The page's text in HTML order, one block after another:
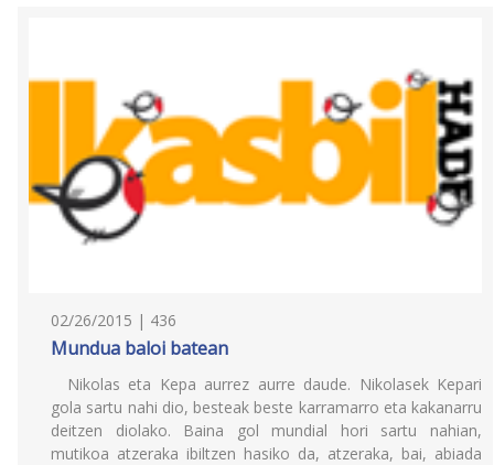
02/26/2015 | 436
Mundua baloi batean
Nikolas eta Kepa aurrez aurre daude. Nikolasek Kepari
gola sartu nahi dio, besteak beste karramarro eta kakanarru
deitzen diolako. Baina gol mundial hori sartu nahian,
mutikoa atzeraka ibiltzen hasiko da, atzeraka, bai, abiada